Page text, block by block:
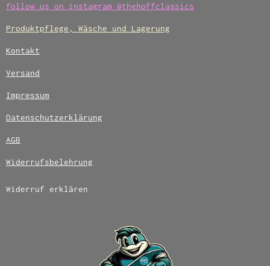
follow us on instagram @thehoffclassics
Produktpflege, Wäsche und Lagerung
Kontakt
Versand
Impressum
Datenschutzerklärung
AGB
Widerrufsbelehrung
Widerruf erklären